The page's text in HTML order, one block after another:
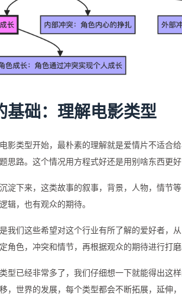
基础：理解电影类型
影类型开始，最朴素的理解就是爱情片不适合
思路。这个情况用方程式好还是用别啥东西更好
淀下来，这类故事的叙事，背景，人物，情节
辑，也有观众的期待。
我们这些希望对这个行业有所了解的爱好者，
角色，冲突和情节，再根据观众的期待进行打
型已经非常多了，我们仔细想一下就能得出这
，世界的发展，每个类型都会不断拓展，延伸